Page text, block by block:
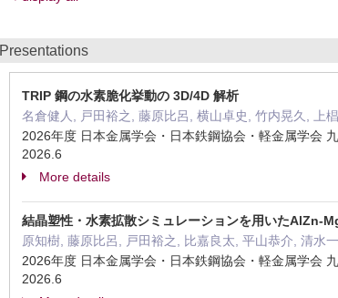
Presentations
TRIP 鋼の水素脆化挙動の 3D/4D 解析
名倉健人, 戸田裕之, 藤原比呂, 横山卓史, 竹内晃久, 上
2026年度 日本金属学会・日本鉄鋼協会・軽金属学会
2026.6
More details
結晶塑性・水素拡散シミュレーションを用いたAlZn-
原知樹, 藤原比呂, 戸田裕之, 比嘉良太, 平山恭介, 清水
2026年度 日本金属学会・日本鉄鋼協会・軽金属学会
2026.6